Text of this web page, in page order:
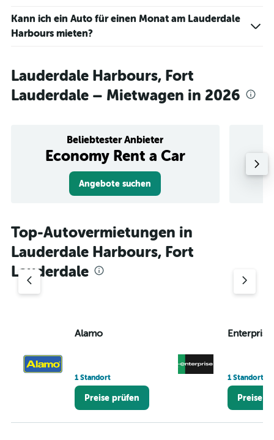
Kann ich ein Auto für einen Monat am Lauderdale
Harbours mieten?
Lauderdale Harbours, Fort
Lauderdale – Mietwagen in 2026
Beliebtester Anbieter
Economy Rent a Car
Angebote suchen
Top-Autovermietungen in
Lauderdale Harbours, Fort
Lauderdale
Alamo
1 Standort
Preise prüfen
1 Standort
Preise